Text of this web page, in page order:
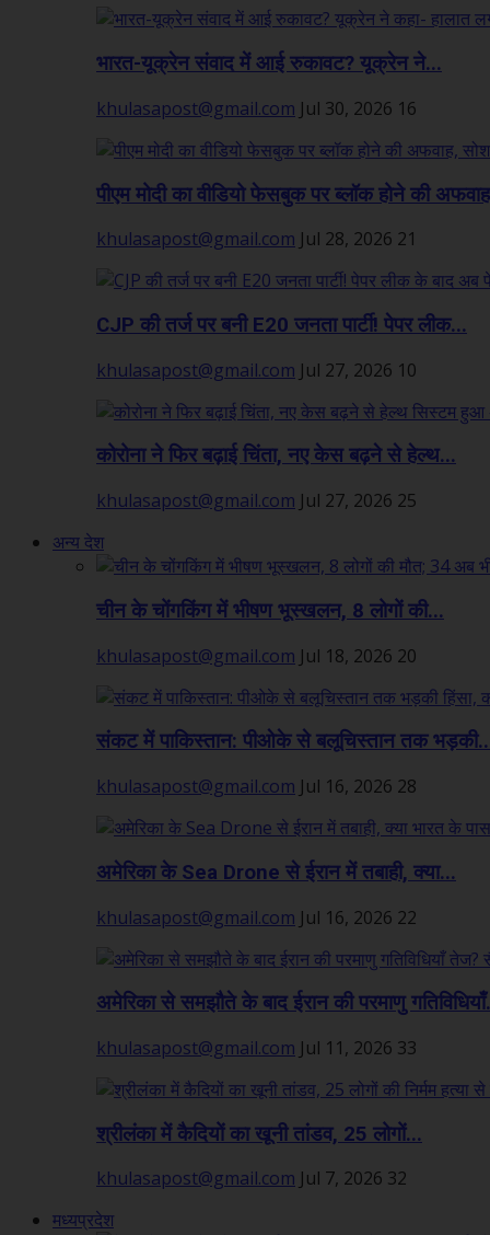
भारत-यूक्रेन संवाद में आई रुकावट? यूक्रेन ने...
khulasapost@gmail.com Jul 30, 2026 16
पीएम मोदी का वीडियो फेसबुक पर ब्लॉक होने की
khulasapost@gmail.com Jul 28, 2026 21
CJP की तर्ज पर बनी E20 जनता पार्टी! पेपर लीक...
khulasapost@gmail.com Jul 27, 2026 10
कोरोना ने फिर बढ़ाई चिंता, नए केस बढ़ने से हेल्थ...
khulasapost@gmail.com Jul 27, 2026 25
अन्य देश
चीन के चोंगकिंग में भीषण भूस्खलन, 8 लोगों की...
khulasapost@gmail.com Jul 18, 2026 20
संकट में पाकिस्तान: पीओके से बलूचिस्तान तक
khulasapost@gmail.com Jul 16, 2026 28
अमेरिका के Sea Drone से ईरान में तबाही, क्या...
khulasapost@gmail.com Jul 16, 2026 22
अमेरिका से समझौते के बाद ईरान की परमाणु
khulasapost@gmail.com Jul 11, 2026 33
श्रीलंका में कैदियों का खूनी तांडव, 25 लोगों...
khulasapost@gmail.com Jul 7, 2026 32
मध्यप्रदेश